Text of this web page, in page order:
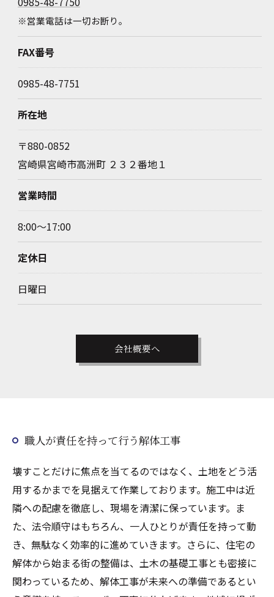
※営業電話は一切お断り。
FAX番号
0985-48-7751
所在地
〒880-0852
宮崎県宮崎市高洲町 ２３２番地１
営業時間
8:00～17:00
定休日
日曜日
会社概要へ
職人が責任を持って行う解体工事
壊すことだけに焦点を当てるのではなく、土地をどう活
用するかまでを見据えて作業しております。施工中は近
隣への配慮を徹底し、現場を清潔に保っています。ま
た、法令順守はもちろん、一人ひとりが責任を持って動
き、無駄なく効率的に進めていきます。さらに、住宅の
解体から始まる街の整備は、土木の基礎工事とも密接に
関わっているため、解体工事が未来への準備であるとい